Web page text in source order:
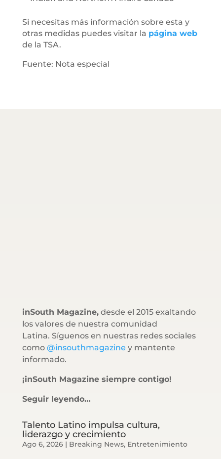
Si necesitas más información sobre esta y
otras medidas puedes visitar la página web
de la TSA.
Fuente: Nota especial
inSouth Magazine,desde el 2015 exaltando
los valores de nuestra comunidad
Latina. Síguenos en nuestras redes sociales
como @insouthmagazine y mantente
informado.
¡inSouth Magazine siempre contigo!
Seguir leyendo…
Talento Latino impulsa cultura,
liderazgo y crecimiento
Ago 6, 2026| Breaking News, Entretenimiento